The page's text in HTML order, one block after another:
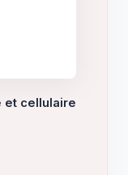
et cellulaire